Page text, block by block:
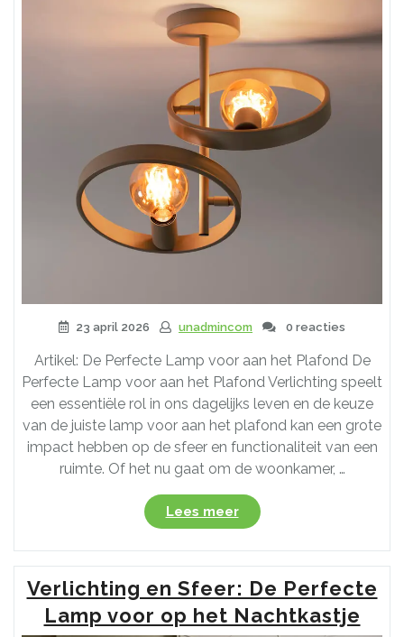
afzuigkap”
23 april 2026 unadmincom 0 reacties
Artikel: De Perfecte Lamp voor aan het Plafond De
Perfecte Lamp voor aan het Plafond Verlichting speelt
een essentiële rol in ons dagelijks leven en de keuze
van de juiste lamp voor aan het plafond kan een grote
impact hebben op de sfeer en functionaliteit van een
ruimte. Of het nu gaat om de woonkamer, …
Lees meer“Tips
voor
het
Kiezen
van
de
Ideale
Verlichting en Sfeer: De Perfecte
Lamp voor op het Nachtkastje